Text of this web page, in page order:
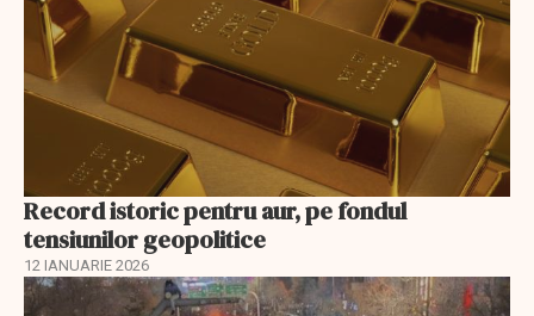
Record istoric pentru aur, pe fondul
tensiunilor geopolitice
12 IANUARIE 2026